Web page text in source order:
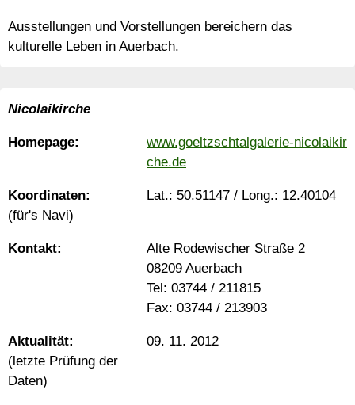
Ausstellungen und Vorstellungen bereichern das
kulturelle Leben in Auerbach.
Nicolaikirche
Home­page:
www.goeltzschtalgalerie-nicolaikir
che.de
Koor­dinaten:
(für's Navi)
Lat.: 50.51147 / Long.: 12.40104
Kontakt:
Alte Rodewischer Straße 2
08209 Auerbach
Tel: 03744 / 211815
Fax: 03744 / 213903
Aktualität:
(letzte Prüfung der
Daten)
09. 11. 2012